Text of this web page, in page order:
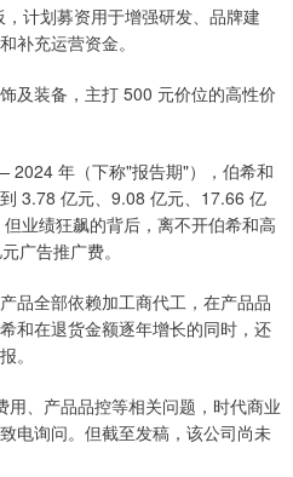
计划募资用于增强研发、品牌建
补充运营资金。
及装备，主打 500 元价位的高性价
2024 年（下称"报告期"），伯希和
3.78 亿元、9.08 亿元、17.66 亿
业绩狂飙的背后，离不开伯希和高
广告推广费。
品全部依赖加工商代工，在产品品
和在退货金额逐年增长的同时，还
。
、产品品控等相关问题，时代商业
电询问。但截至发稿，该公司尚未